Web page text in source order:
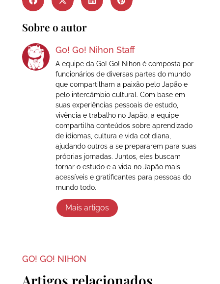
Sobre o autor
Go! Go! Nihon Staff
A equipe da Go! Go! Nihon é composta por
funcionários de diversas partes do mundo
que compartilham a paixão pelo Japão e
pelo intercâmbio cultural. Com base em
suas experiências pessoais de estudo,
vivência e trabalho no Japão, a equipe
compartilha conteúdos sobre aprendizado
de idiomas, cultura e vida cotidiana,
ajudando outros a se prepararem para suas
próprias jornadas. Juntos, eles buscam
tornar o estudo e a vida no Japão mais
acessíveis e gratificantes para pessoas do
mundo todo.
Mais artigos
GO! GO! NIHON